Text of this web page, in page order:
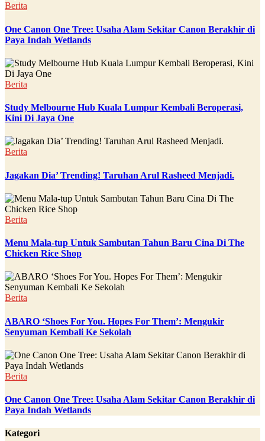
Berita
One Canon One Tree: Usaha Alam Sekitar Canon Berakhir di
Paya Indah Wetlands
Berita
Study Melbourne Hub Kuala Lumpur Kembali Beroperasi,
Kini Di Jaya One
Berita
Jagakan Dia’ Trending! Taruhan Arul Rasheed Menjadi.
Berita
Menu Mala-tup Untuk Sambutan Tahun Baru Cina Di The
Chicken Rice Shop
Berita
ABARO ‘Shoes For You. Hopes For Them’: Mengukir
Senyuman Kembali Ke Sekolah
Berita
One Canon One Tree: Usaha Alam Sekitar Canon Berakhir di
Paya Indah Wetlands
Kategori